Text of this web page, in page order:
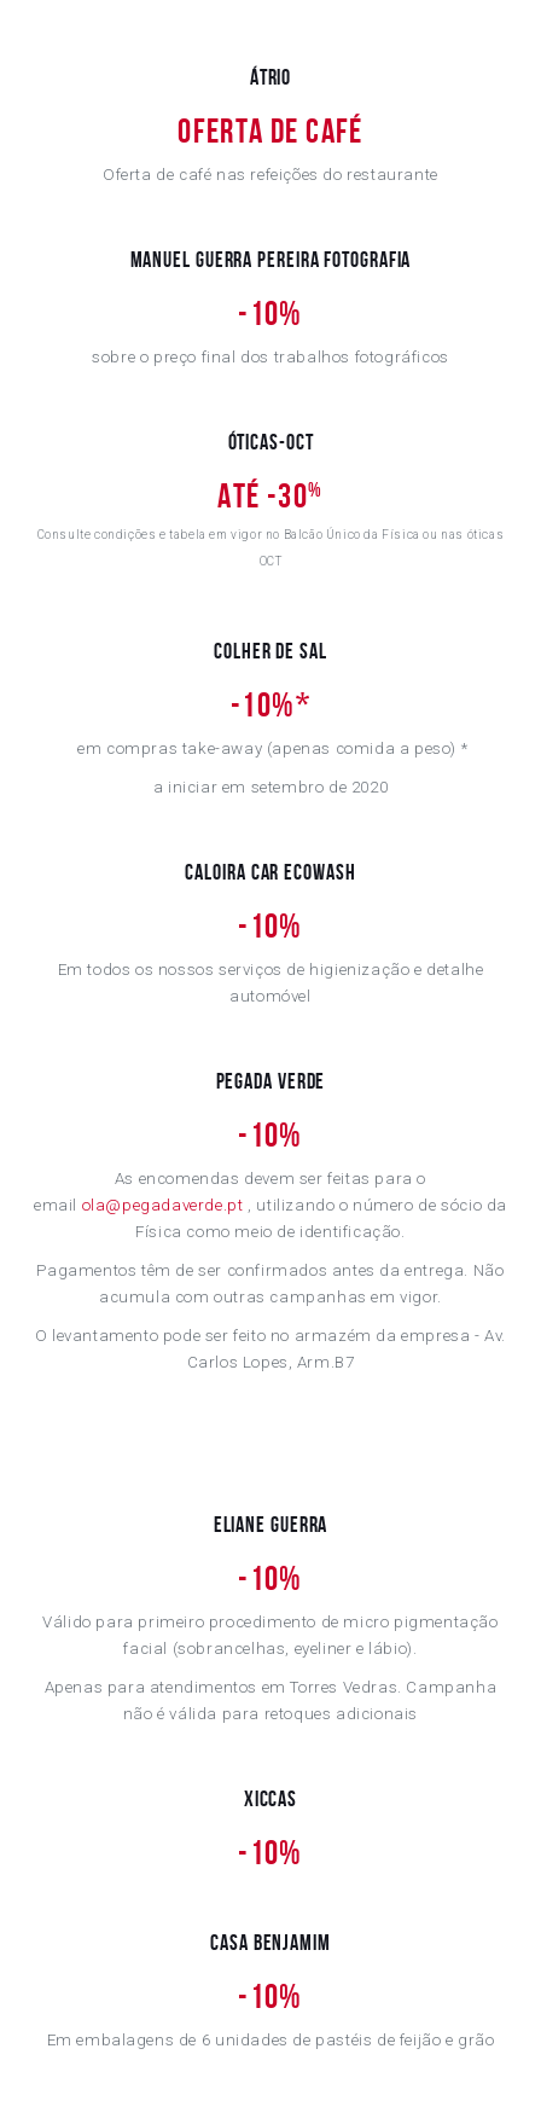
Átrio
Oferta de Café
Oferta de café nas refeições do restaurante
Manuel Guerra Pereira Fotografia
-10%
sobre o preço final dos trabalhos fotográficos
Óticas-OCT
Até -30%
Consulte condições e tabela em vigor no Balcão Único da Física ou nas óticas
OCT
Colher de Sal
-10%*
em compras take-away (apenas comida a peso) *
a iniciar em setembro de 2020
Caloira Car Ecowash
-10%
Em todos os nossos serviços de higienização e detalhe
automóvel
Pegada Verde
-10%
As encomendas devem ser feitas para o
email ola@pegadaverde.pt , utilizando o número de sócio da
Física como meio de identificação.
Pagamentos têm de ser confirmados antes da entrega. Não
acumula com outras campanhas em vigor.
O levantamento pode ser feito no armazém da empresa - Av.
Carlos Lopes, Arm.B7
Eliane Guerra
-10%
Válido para primeiro procedimento de micro pigmentação
facial (sobrancelhas, eyeliner e lábio).
Apenas para atendimentos em Torres Vedras. Campanha
não é válida para retoques adicionais
Xiccas
-10%
Casa Benjamim
-10%
Em embalagens de 6 unidades de pastéis de feijão e grão